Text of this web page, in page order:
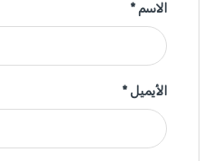
الاسم*
الأيميل*